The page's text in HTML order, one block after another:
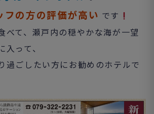
フの方の評価が高い です
べて、瀬戸内の穏やかな海が一望
って、
過ごしたい方にお勧めのホテルで